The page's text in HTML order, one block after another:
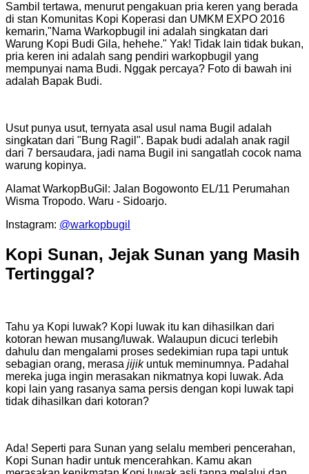
Sambil tertawa, menurut pengakuan pria keren yang berada
di stan Komunitas Kopi Koperasi dan UMKM EXPO 2016
kemarin,"Nama Warkopbugil ini adalah singkatan dari
Warung Kopi Budi Gila, hehehe." Yak! Tidak lain tidak bukan,
pria keren ini adalah sang pendiri warkopbugil yang
mempunyai nama Budi. Nggak percaya? Foto di bawah ini
adalah Bapak Budi.
Usut punya usut, ternyata asal usul nama Bugil adalah
singkatan dari "Bung Ragil". Bapak budi adalah anak ragil
dari 7 bersaudara, jadi nama Bugil ini sangatlah cocok nama
warung kopinya.
Alamat WarkopBuGil: Jalan Bogowonto EL/11 Perumahan
Wisma Tropodo. Waru - Sidoarjo.
Instagram: @warkopbugil
Kopi Sunan, Jejak Sunan yang Masih
Tertinggal?
Tahu ya Kopi luwak? Kopi luwak itu kan dihasilkan dari
kotoran hewan musang/luwak. Walaupun dicuci terlebih
dahulu dan mengalami proses sedekimian rupa tapi untuk
sebagian orang, merasa jijikuntuk meminumnya. Padahal
mereka juga ingin merasakan nikmatnya kopi luwak. Ada
kopi lain yang rasanya sama persis dengan kopi luwak tapi
tidak dihasilkan dari kotoran?
Ada! Seperti para Sunan yang selalu memberi pencerahan,
Kopi Sunan hadir untuk mencerahkan. Kamu akan